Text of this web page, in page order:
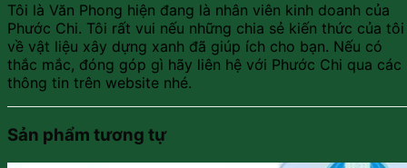
Tôi là Văn Phong hiện đang là nhân viên kinh doanh của
Phước Chi. Tôi rất vui nếu những chia sẻ kiến thức của tôi
về vật liệu xây dựng xanh đã giúp ích cho bạn. Nếu có
thắc mắc, đóng góp gì hãy liên hệ với Phước Chi qua các
thông tin trên website nhé.
Sản phẩm tương tự